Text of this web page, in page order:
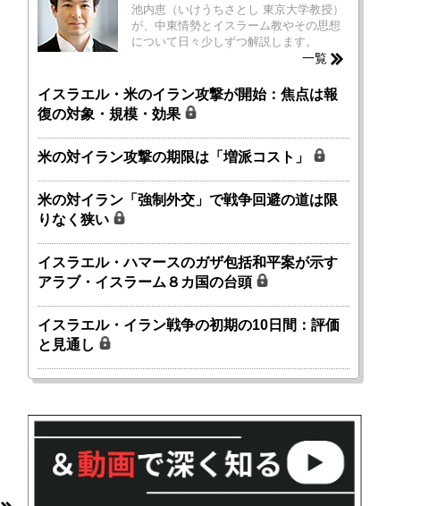
池内恵（いけうちさとし 東京大学教授）
が、中東情勢とイスラーム教やその思想
について日々少しずつ解説します。
一覧
イスラエル・米のイラン攻撃が開始：焦点は報
復の対象・規模・効果
米の対イラン攻撃の期限は「増派コスト」
米の対イラン「強制外交」で戦争回避の道は限
りなく狭い
イスラエル・ハマースのガザ包括和平案が示す
アラブ・イスラーム８カ国の台頭
イスラエル・イラン戦争の初期の10日間：評価
と見通し